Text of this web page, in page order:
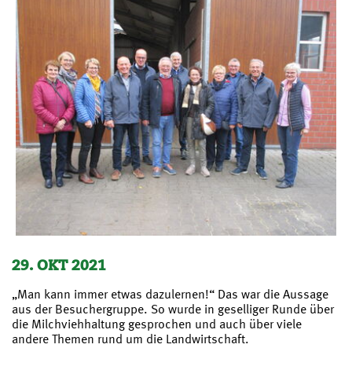
29. OKT 2021
„Man kann immer etwas dazulernen!“ Das war die Aussage
aus der Besuchergruppe. So wurde in geselliger Runde über
die Milchviehhaltung gesprochen und auch über viele
andere Themen rund um die Landwirtschaft.